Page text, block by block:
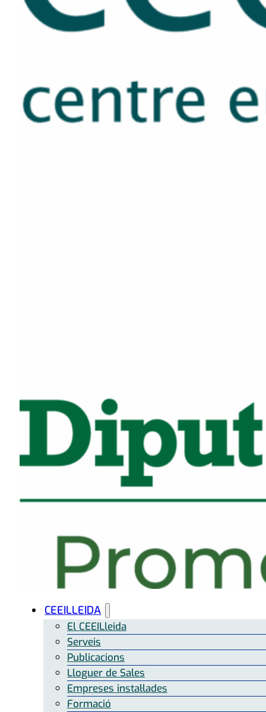
CEEILLEIDA
El CEEILleida
Serveis
Publicacions
Lloguer de Sales
Empreses instal·lades
Formació